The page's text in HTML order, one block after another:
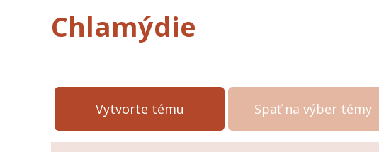
Chlamýdie
Vytvorte tému Späť na výber témy